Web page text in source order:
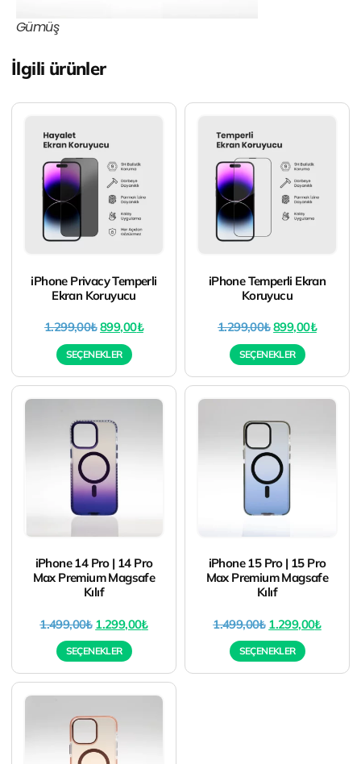
Gümüş
İlgili ürünler
iPhone Privacy Temperli
Ekran Koruyucu
1.299,00₺899,00₺
SEÇENEKLER
iPhone Temperli Ekran
Koruyucu
1.299,00₺899,00₺
SEÇENEKLER
iPhone 14 Pro | 14 Pro
Max Premium Magsafe
Kılıf
1.499,00₺ 1.299,00₺
SEÇENEKLER
iPhone 15 Pro | 15 Pro
Max Premium Magsafe
Kılıf
1.499,00₺ 1.299,00₺
SEÇENEKLER